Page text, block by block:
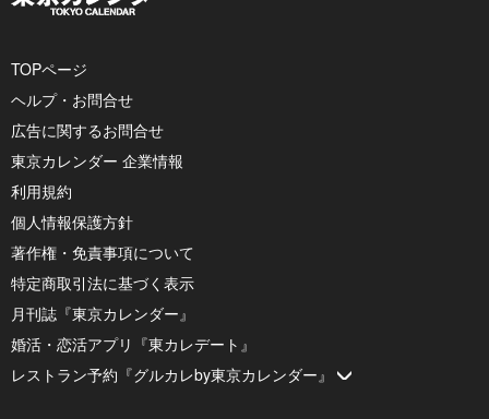
TOPページ
ヘルプ・お問合せ
広告に関するお問合せ
東京カレンダー 企業情報
利用規約
個人情報保護方針
著作権・免責事項について
特定商取引法に基づく表示
月刊誌『東京カレンダー』
婚活・恋活アプリ『東カレデート』
レストラン予約『グルカレby東京カレンダー』